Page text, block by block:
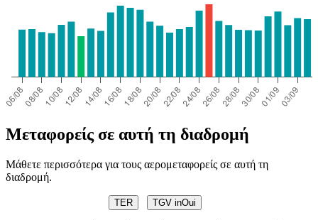
Μεταφορείς σε αυτή τη διαδρομή
Μάθετε περισσότερα για τους αερομεταφορείς σε αυτή τη
διαδρομή.
TER TGV inOui